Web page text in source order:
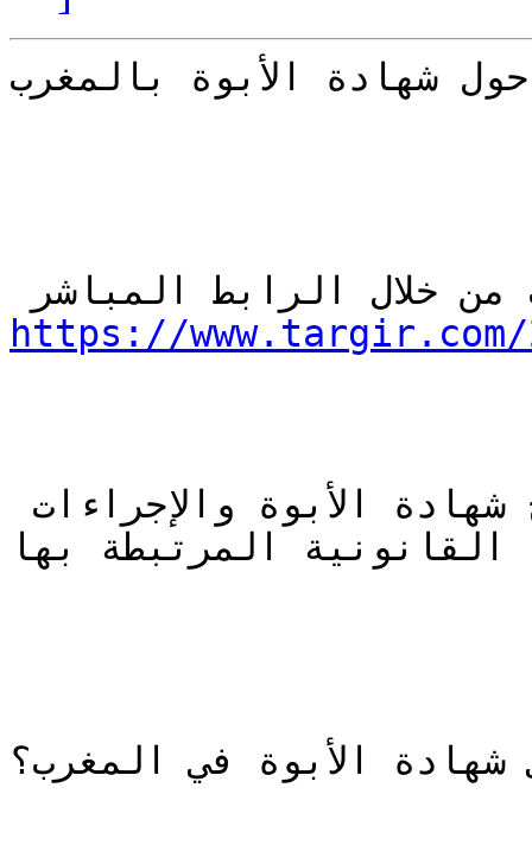
شهادة الأبوة بالمغرب
https://
القانونية المرتبطة بها
الأبوة في المغرب؟